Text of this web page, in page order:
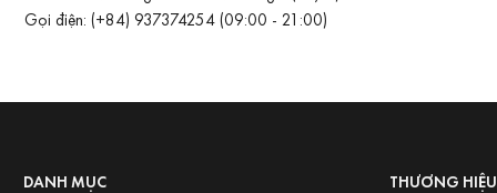
Gọi điện: (+84) 937374254(09:00 - 21:00)
DANH MỤC THƯƠNG HIỆU